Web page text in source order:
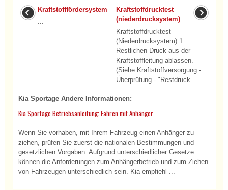
Kraftstofffördersystem
Kraftstoffdrucktest
(niederdrucksystem)
Kraftstoffdrucktest
(Niederdrucksystem) 1.
Restlichen Druck aus der
Kraftstoffleitung ablassen.
(Siehe Kraftstoffversorgung -
Überprüfung - "Restdruck ...
Kia Sportage Andere Informationen:
Kia Sportage Betriebsanleitung: Fahren mit Anhänger
Wenn Sie vorhaben, mit Ihrem Fahrzeug einen Anhänger zu
ziehen, prüfen Sie zuerst die nationalen Bestimmungen und
gesetzlichen Vorgaben. Aufgrund unterschiedlicher Gesetze
können die Anforderungen zum Anhängerbetrieb und zum Ziehen
von Fahrzeugen unterschiedlich sein. Kia empfiehl ...